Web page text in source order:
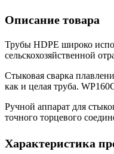
Описание товара
Трубы HDPE широко
сельскохозяйственной
Стыковая сварка
как и целая труба.
Ручной аппарат для
точного торцевого
Характеристика